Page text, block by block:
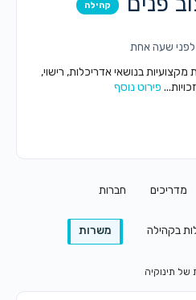
קהילה
שעה אחת
בנושאי אדריכלות, רישוי,
פירוט נוסף
מדריכים חברות
בקהילה משרות
תינוקיה